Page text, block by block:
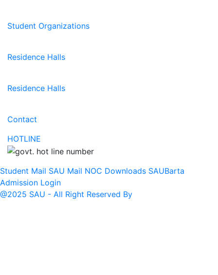
Student Organizations
Residence Halls
Residence Halls
Contact
HOTLINE
Student Mail SAU Mail NOC Downloads SAUBarta
Admission Login
@2025 SAU - All Right Reserved By